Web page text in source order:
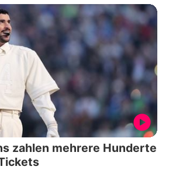
zahlen mehrere Hunderte